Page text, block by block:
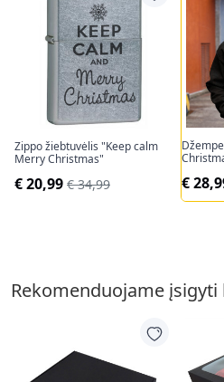
Zippo žiebtuvėlis "Keep calm
Merry Christmas"
€ 20,99 € 34,99 €
Rekomenduojame įsigyti